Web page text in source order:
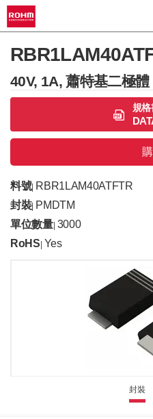
40V, 1A, 蕭特基二極體
規格
料號| RBR1LAM40ATFTR
封裝| PMDTM
單位數量| 3000
RoHS Yes
封裝